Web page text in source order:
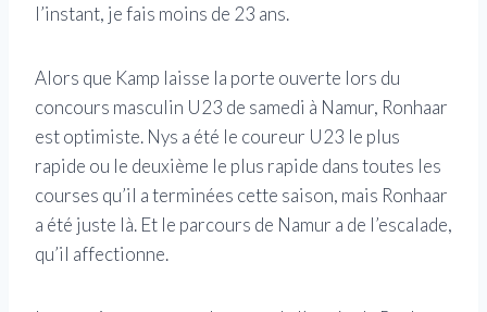
l’instant, je fais moins de 23 ans.
Alors que Kamp laisse la porte ouverte lors du
concours masculin U23 de samedi à Namur, Ronhaar
est optimiste. Nys a été le coureur U23 le plus
rapide ou le deuxième le plus rapide dans toutes les
courses qu’il a terminées cette saison, mais Ronhaar
a été juste là. Et le parcours de Namur a de l’escalade,
qu’il affectionne.